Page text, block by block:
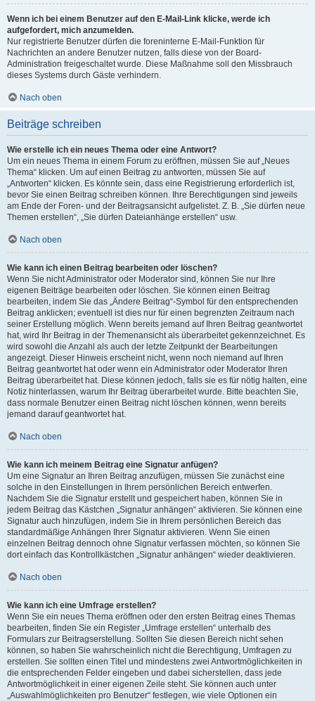
Wenn ich bei einem Benutzer auf den E-Mail-Link klicke, werde ich
aufgefordert, mich anzumelden.
Nur registrierte Benutzer dürfen die foreninterne E-Mail-Funktion für
Nachrichten an andere Benutzer nutzen, falls diese von der Board-
Administration freigeschaltet wurde. Diese Maßnahme soll den Missbrauch
dieses Systems durch Gäste verhindern.
Nach oben
Beiträge schreiben
Wie erstelle ich ein neues Thema oder eine Antwort?
Um ein neues Thema in einem Forum zu eröffnen, müssen Sie auf „Neues
Thema“ klicken. Um auf einen Beitrag zu antworten, müssen Sie auf
„Antworten“ klicken. Es könnte sein, dass eine Registrierung erforderlich ist,
bevor Sie einen Beitrag schreiben können. Ihre Berechtigungen sind jeweils
am Ende der Foren- und der Beitragsansicht aufgelistet. Z. B. „Sie dürfen neue
Themen erstellen“, „Sie dürfen Dateianhänge erstellen“ usw.
Nach oben
Wie kann ich einen Beitrag bearbeiten oder löschen?
Wenn Sie nicht Administrator oder Moderator sind, können Sie nur Ihre
eigenen Beiträge bearbeiten oder löschen. Sie können einen Beitrag
bearbeiten, indem Sie das „Ändere Beitrag“-Symbol für den entsprechenden
Beitrag anklicken; eventuell ist dies nur für einen begrenzten Zeitraum nach
seiner Erstellung möglich. Wenn bereits jemand auf Ihren Beitrag geantwortet
hat, wird Ihr Beitrag in der Themenansicht als überarbeitet gekennzeichnet. Es
wird sowohl die Anzahl als auch der letzte Zeitpunkt der Bearbeitungen
angezeigt. Dieser Hinweis erscheint nicht, wenn noch niemand auf Ihren
Beitrag geantwortet hat oder wenn ein Administrator oder Moderator Ihren
Beitrag überarbeitet hat. Diese können jedoch, falls sie es für nötig halten, eine
Notiz hinterlassen, warum Ihr Beitrag überarbeitet wurde. Bitte beachten Sie,
dass normale Benutzer einen Beitrag nicht löschen können, wenn bereits
jemand darauf geantwortet hat.
Nach oben
Wie kann ich meinem Beitrag eine Signatur anfügen?
Um eine Signatur an Ihren Beitrag anzufügen, müssen Sie zunächst eine
solche in den Einstellungen in Ihrem persönlichen Bereich entwerfen.
Nachdem Sie die Signatur erstellt und gespeichert haben, können Sie in
jedem Beitrag das Kästchen „Signatur anhängen“ aktivieren. Sie können eine
Signatur auch hinzufügen, indem Sie in Ihrem persönlichen Bereich das
standardmäßige Anhängen Ihrer Signatur aktivieren. Wenn Sie einen
einzelnen Beitrag dennoch ohne Signatur verfassen möchten, so können Sie
dort einfach das Kontrollkästchen „Signatur anhängen“ wieder deaktivieren.
Nach oben
Wie kann ich eine Umfrage erstellen?
Wenn Sie ein neues Thema eröffnen oder den ersten Beitrag eines Themas
bearbeiten, finden Sie ein Register „Umfrage erstellen“ unterhalb des
Formulars zur Beitragserstellung. Sollten Sie diesen Bereich nicht sehen
können, so haben Sie wahrscheinlich nicht die Berechtigung, Umfragen zu
erstellen. Sie sollten einen Titel und mindestens zwei Antwortmöglichkeiten in
die entsprechenden Felder eingeben und dabei sicherstellen, dass jede
Antwortmöglichkeit in einer eigenen Zeile steht. Sie können auch unter
„Auswahlmöglichkeiten pro Benutzer“ festlegen, wie viele Optionen ein